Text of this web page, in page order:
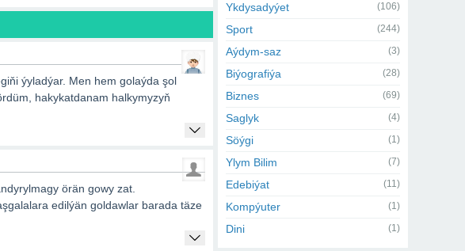
ýyladýar. Men hem golaýda şol
hakykatdanam halkymyzyň
örän gowy zat.
edilýän goldawlar barada täze
Ykdysadyýet (106)
Sport (244)
Aýdym-saz (3)
Biýografiýa (28)
Biznes (69)
Saglyk (4)
Söýgi (1)
Ylym Bilim (7)
Edebiýat (11)
Kompýuter (1)
Dini (1)